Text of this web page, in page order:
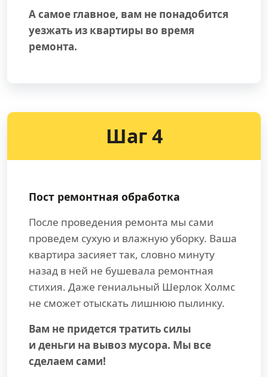
А самое главное, вам не понадобится
уезжать из квартиры во время
ремонта.
Шаг 4
Пост ремонтная обработка
После проведения ремонта мы сами
проведем сухую и влажную уборку. Ваша
квартира засияет так, словно минуту
назад в ней не бушевала ремонтная
стихия. Даже гениальный Шерлок Холмс
не сможет отыскать лишнюю пылинку.
Вам не придется тратить силы
и деньги на вывоз мусора. Мы все
сделаем сами!